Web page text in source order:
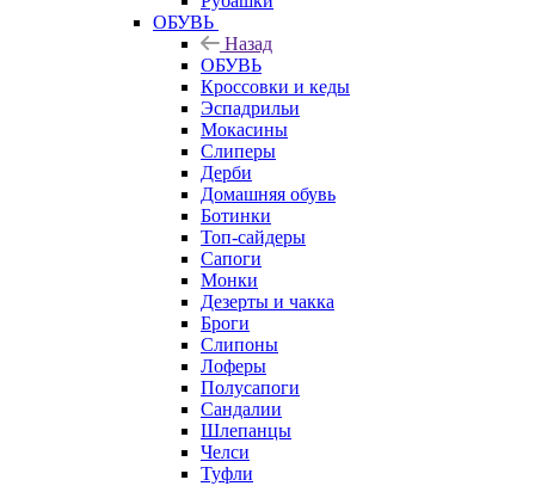
ОБУВЬ
Назад
ОБУВЬ
Кроссовки и кеды
Эспадрильи
Мокасины
Слиперы
Дерби
Домашняя обувь
Ботинки
Топ-сайдеры
Сапоги
Монки
Дезерты и чакка
Броги
Слипоны
Лоферы
Полусапоги
Сандалии
Шлепанцы
Челси
Туфли